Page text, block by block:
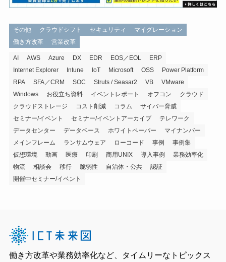
その他 クラウドシフト セキュリティ
マイグレーション
働き方改革
営業改革
AI AWS Azure DX EDR EOS／EOL
ERP
Internet Explorer
Intune IoT Microsoft OSS
Power Platform
RPA
SFA／CRM SOC Struts / Seasar2 VB
VMware
Windows
お役立ち資料 イベントレポート オフコン
クラウド
クラウドストレージ
コスト削減 コラム
サイバー脅威
セミナー/イベント
セミナー/イベントアーカイブ
テレワーク
データセンター
データベース ホワイトペーパー
マイナンバー
メインフレーム
ランサムウェア ローコード 事例
事例集
仮想環境
動画 医療 印刷 商用UNIX 導入事例
業務効率化
物流
相談会 移行 脆弱性 自治体・公共
認証
開催中セミナー/イベント
働き方改革や業務効率化など、タイムリーなトピックス